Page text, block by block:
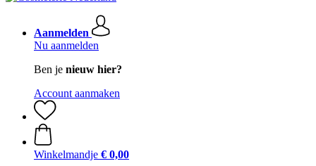
Aanmelden
Nu aanmelden
Ben je nieuw hier?
Account aanmaken
Winkelmandje € 0,00